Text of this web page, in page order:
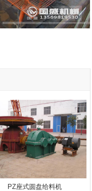
PZ座式圆盘给料机